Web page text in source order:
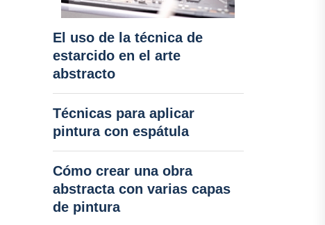
El uso de la técnica de
estarcido en el arte
abstracto
Técnicas para aplicar
pintura con espátula
Cómo crear una obra
abstracta con varias capas
de pintura